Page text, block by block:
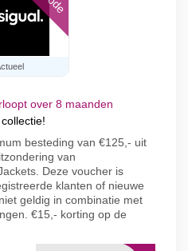
over 8 maanden
besteding van €125,- uit
van
Deze voucher is
klanten of nieuwe
geldig in combinatie met
€15,- korting op de